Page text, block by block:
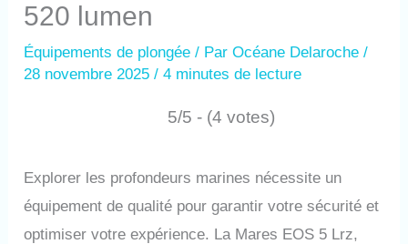
520 lumen
Équipements de plongée / ParOcéane Delaroche/
28 novembre 2025/4 minutes de lecture
5/5 - (4 votes)
Explorer les profondeurs marines nécessite un
équipement de qualité pour garantir votre sécurité et
optimiser votre expérience. La Mares EOS 5 Lrz,